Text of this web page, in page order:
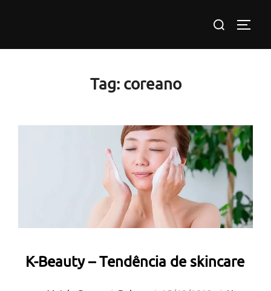
Pesquisar
Tag: coreano
K-Beauty – Tendência de skincare